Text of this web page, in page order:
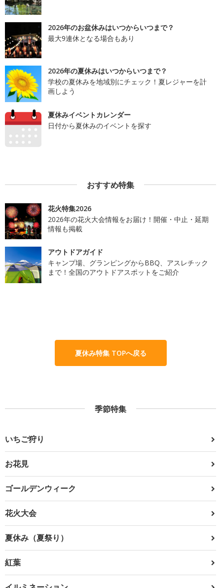
2026年のお盆休みはいつからいつまで？
最大9連休となる場合もあり
2026年の夏休みはいつからいつまで？
学校の夏休みを地域別にチェック！夏レジャーを計
画しよう
夏休みイベントカレンダー
日付から夏休みのイベントを探す
おすすめ特集
花火特集2026
2026年の花火大会情報をお届け！開催・中止・延期
情報も掲載
アウトドアガイド
キャンプ場、グランピングからBBQ、アスレチック
まで！全国のアウトドアスポットをご紹介
夏休み特集 TOPへ戻る
季節特集
いちご狩り
お花見
ゴールデンウィーク
花火大会
夏休み（夏祭り）
紅葉